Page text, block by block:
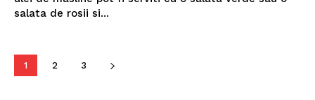
salata de rosii si...
1 2 3